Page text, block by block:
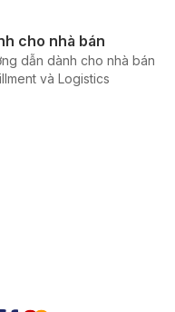
cho nhà bán
dẫn dành cho nhà bán
và Logistics